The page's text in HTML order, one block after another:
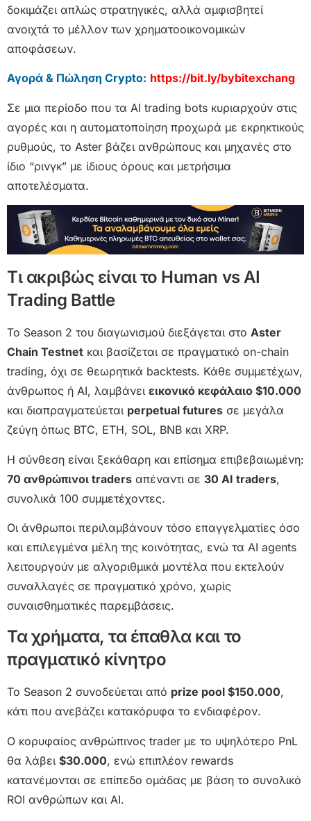
δοκιμάζει απλώς στρατηγικές, αλλά αμφισβητεί
ανοιχτά το μέλλον των χρηματοοικονομικών
αποφάσεων.
Αγορά & Πώληση Crypto: https://bit.ly/bybitexchang
Σε μια περίοδο που τα AI trading bots κυριαρχούν στις
αγορές και η αυτοματοποίηση προχωρά με εκρηκτικούς
ρυθμούς, το Aster βάζει ανθρώπους και μηχανές στο
ίδιο “ρινγκ” με ίδιους όρους και μετρήσιμα
αποτελέσματα.
Τι ακριβώς είναι το Human vs AI
Trading Battle
Το Season 2 του διαγωνισμού διεξάγεται στο Aster
Chain Testnet και βασίζεται σε πραγματικό on-chain
trading, όχι σε θεωρητικά backtests. Κάθε συμμετέχων,
άνθρωπος ή AI, λαμβάνει εικονικό κεφάλαιο $10.000
και διαπραγματεύεται perpetual futures σε μεγάλα
ζεύγη όπως BTC, ETH, SOL, BNB και XRP.
Η σύνθεση είναι ξεκάθαρη και επίσημα επιβεβαιωμένη:
70 ανθρώπινοι traders απέναντι σε 30 AI traders,
συνολικά 100 συμμετέχοντες.
Οι άνθρωποι περιλαμβάνουν τόσο επαγγελματίες όσο
και επιλεγμένα μέλη της κοινότητας, ενώ τα AI agents
λειτουργούν με αλγοριθμικά μοντέλα που εκτελούν
συναλλαγές σε πραγματικό χρόνο, χωρίς
συναισθηματικές παρεμβάσεις.
Τα χρήματα, τα έπαθλα και το
πραγματικό κίνητρο
Το Season 2 συνοδεύεται από prize pool $150.000,
κάτι που ανεβάζει κατακόρυφα το ενδιαφέρον.
Ο κορυφαίος ανθρώπινος trader με το υψηλότερο PnL
θα λάβει $30.000, ενώ επιπλέον rewards
κατανέμονται σε επίπεδο ομάδας με βάση το συνολικό
ROI ανθρώπων και AI.